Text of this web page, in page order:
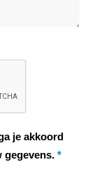
je akkoord
gegevens. *